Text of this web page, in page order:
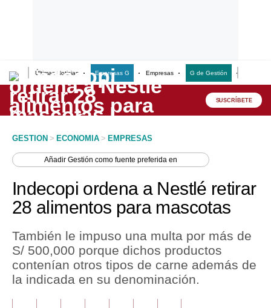
Últimas Noticias Empresas G Empresas G de Gestión
Lo último
Peru Quiosco
Economía
Perú
Política
SUSCRÍBETE
GESTION > ECONOMIA > EMPRESAS
AñadirGestión como fuente preferida en
Indecopi ordena a Nestlé retirar
28 alimentos para mascotas
También le impuso una multa por más de
S/ 500,000 porque dichos productos
contenían otros tipos de carne además de
la indicada en su denominación.